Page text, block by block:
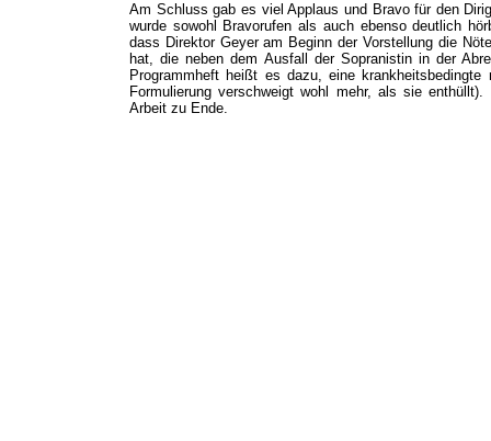
Am Schluss gab es viel Applaus und Bravo für den
wurde sowohl Bravorufen als auch ebenso deutlich
dass Direktor Geyer am Beginn der Vorstellung die
hat, die neben dem Ausfall der Sopranistin in der
Programmheft heißt es dazu, eine
Formulierung verschweigt wohl mehr, als sie enthüllt).
Arbeit zu Ende.